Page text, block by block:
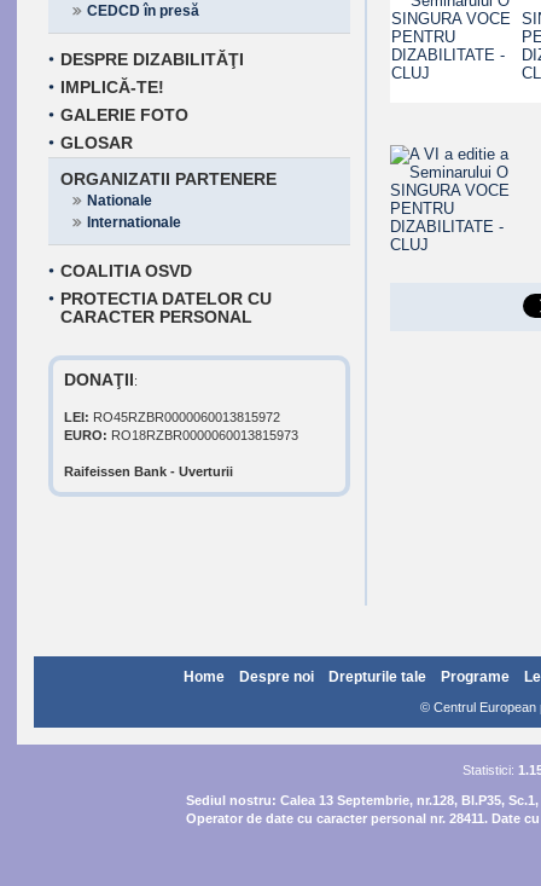
CEDCD în presă
DESPRE DIZABILITĂŢI
IMPLICĂ-TE!
GALERIE FOTO
GLOSAR
ORGANIZATII PARTENERE
Nationale
Internationale
COALITIA OSVD
PROTECTIA DATELOR CU
CARACTER PERSONAL
DONAŢII:
LEI: RO45RZBR0000060013815972
EURO: RO18RZBR0000060013815973
Raifeissen Bank - Uverturii
Home Despre noi Drepturile tale Programe
© Centrul European
Statistici:
Sediul nostru: Calea 13 Septembrie, nr.128, Bl.P35,
Operator de date cu caracter personal nr. 28411. Date